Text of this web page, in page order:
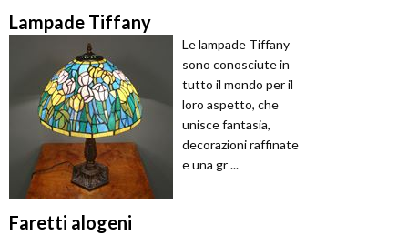
Lampade Tiffany
Le lampade Tiffany
sono conosciute in
tutto il mondo per il
loro aspetto, che
unisce fantasia,
decorazioni raffinate
e una gr ...
Faretti alogeni